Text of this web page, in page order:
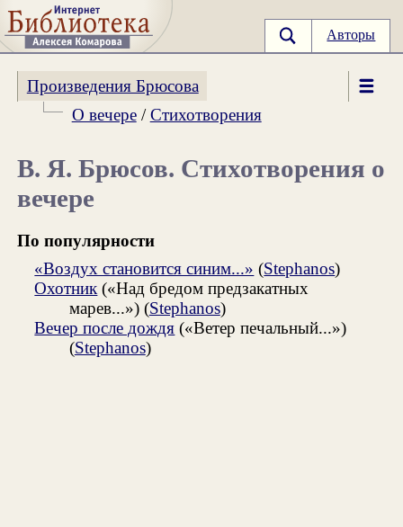
Авторы
Произведения Брюсова
О вечере/Стихотворения
В. Я. Брюсов. Стихотворения о
вечере
По популярности
«Воздух становится синим...» (Stephanos)
Охотник («Над бредом предзакатных
марев...») (Stephanos)
Вечер после дождя («Ветер печальный...»)
(Stephanos)